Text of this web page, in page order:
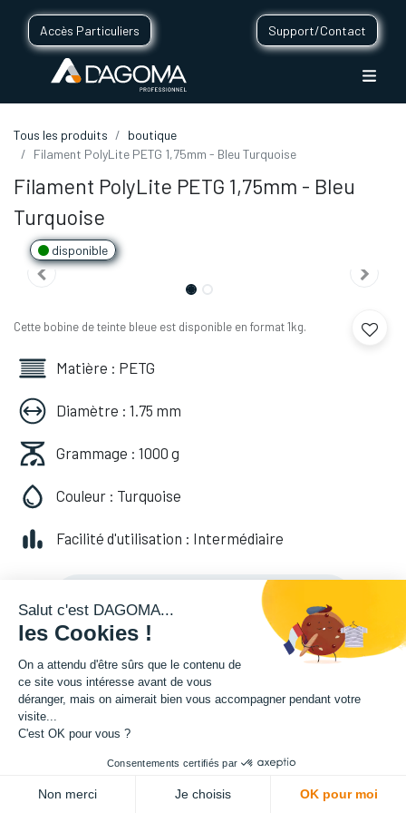
Accès Particuliers Support/Contact
Tous les produits
boutique
Filament PolyLite PETG 1,75mm - Bleu Turquoise
Filament PolyLite PETG 1,75mm - Bleu
Turquoise
disponible
Cette bobine de teinte bleue est disponible en format 1kg.
Matière : PETG
Diamètre : 1.75 mm
Grammage : 1000 g
Couleur : Turquoise
Facilité d'utilisation : Intermédiaire
29,16€HT
(29,16 )
Salut c'est DAGOMA...
les Cookies !
On a attendu d'être sûrs que le contenu de
ce site vous intéresse avant de vous
déranger, mais on aimerait bien vous accompagner pendant votre
visite...
C'est OK pour vous ?
Consentements certifiés par
Non merci Je choisis OK pour moi